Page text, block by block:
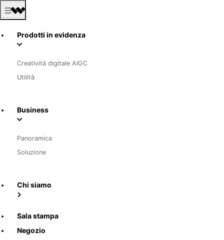
Prodotti in evidenza
Creatività digitale AIGC
Utilità
Business
Panoramica
Soluzione
Chi siamo
Sala stampa
Negozio